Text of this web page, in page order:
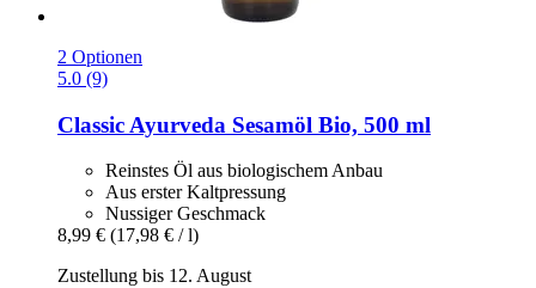
2 Optionen
5.0 (9)
Classic Ayurveda Sesamöl Bio, 500 ml
Reinstes Öl aus biologischem Anbau
Aus erster Kaltpressung
Nussiger Geschmack
8,99 € (17,98 € / l)
Zustellung bis 12. August